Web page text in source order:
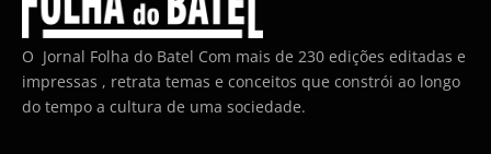
O Jornal Folha do Batel Com mais de 230 edições editadas e
impressas , retrata temas e conceitos que constrói ao longo
do tempo a cultura de uma sociedade.